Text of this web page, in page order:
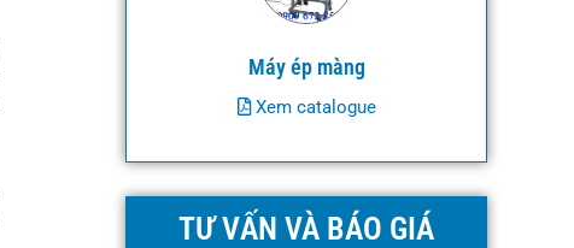
Máy ép màng
Xem catalogue
TƯ VẤN VÀ BÁO GIÁ